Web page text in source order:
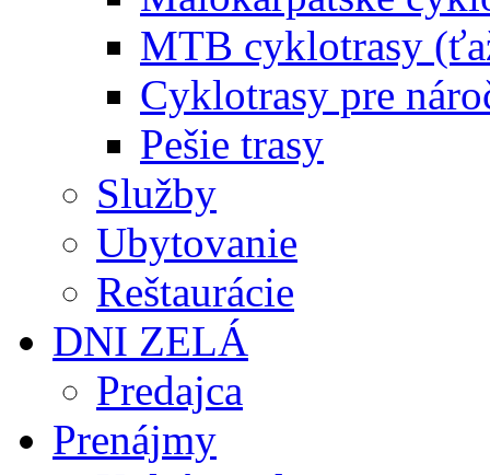
MTB cyklotrasy
Cyklotrasy pre
Pešie trasy
Služby
Ubytovanie
Reštaurácie
DNI ZELÁ
Predajca
Prenájmy